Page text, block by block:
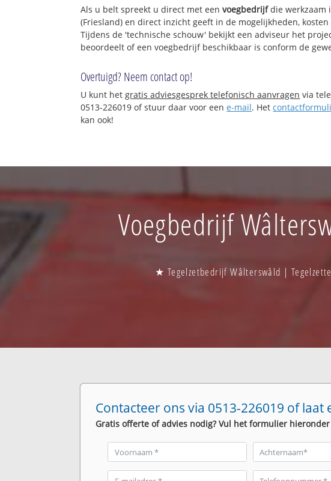
Als u belt spreekt u direct met eenvoegbedrijfdie werkzaam
(Friesland) en direct inzicht geeft in de mogelijkheden,
Tijdens de 'technische schouw' bekijkt een adviseur het
beoordeelt of een voegbedrijf beschikbaar is conform de
Overtuigd? Neem contact op!
U kunt hetgratis adviesgesprek telefonisch aanvragen via
0513-226019 of stuur daar voor eene-mail. Het
kan ook!
Voegbedrijf
★ Tegelzetbedrijf Wâlterswâld |
Contacteer ons via 0513-226019 of
Gratis offerte of advies nodig? Vul het formulier